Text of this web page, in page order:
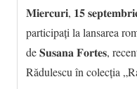
𝐌𝐢𝐞𝐫𝐜𝐮𝐫𝐢, 𝟏𝟓
participați la lansarea
de 𝐒𝐮𝐬𝐚𝐧𝐚 𝐅𝐨𝐫𝐭𝐞𝐬,
Rădulescu în colecția